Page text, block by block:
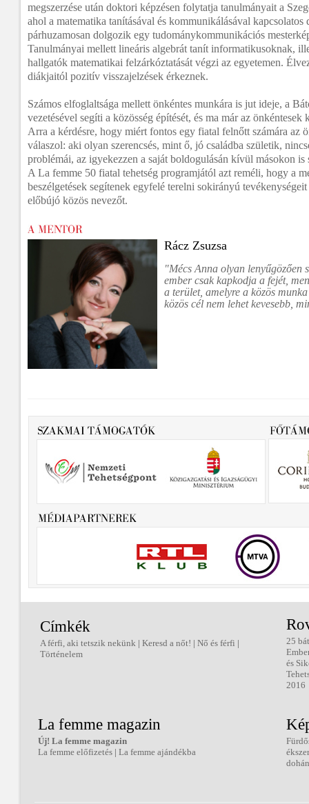
megszerzése után doktori képzésen folytatja tanulmányait a
ahol a matematika tanításával és kommunikálásával
párhuzamosan dolgozik egy tudománykommunikációs
Tanulmányai mellett lineáris algebrát tanít informatikusoknak,
hallgatók matematikai felzárkóztatását végzi az egyetemen.
diákjaitól pozitív visszajelzések érkeznek.
Számos elfoglaltsága mellett önkéntes munkára is jut ideje, a
vezetésével segíti a közösség építését, és ma már az önkéntesek
Arra a kérdésre, hogy miért fontos egy fiatal felnőtt számára az
válaszol: aki olyan szerencsés, mint ő, jó családba születik,
problémái, az igyekezzen a saját boldogulásán kívül másokon is
A La femme 50 fiatal tehetség programjától azt reméli, hogy a
beszélgetések segítenek egyfelé terelni sokirányú
előbújó közös nevezőt.
Rácz Zsuzsa
"Mécs Anna olyan lenyűgözően
ember csak kapkodja a fejét,
a terület, amelyre a közös
közös cél nem lehet kevesebb,
Címkék
A férfi, aki tetszik nekünk | Keresd a nőt! | Nő és férfi |
Történelem
25
és
2016
La femme magazin
Új! La femme magazin
La femme előfizetés | La femme ajándékba